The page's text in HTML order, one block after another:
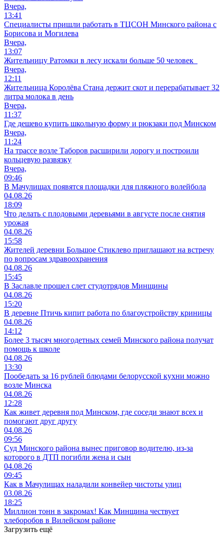
Вчера,
13:41
Специалисты пришли работать в ТЦСОН Минского района с
Борисова и Могилева
Вчера,
13:07
Жительницу Ратомки в лесу искали больше 50 человек
Вчера,
12:11
Жительница Королёва Стана держит скот и перерабатывает 32
литра молока в день
Вчера,
11:37
Где дешево купить школьную форму и рюкзаки под Минском
Вчера,
11:24
На трассе возле Таборов расширили дорогу и построили
кольцевую развязку
Вчера,
09:46
В Мачулищах появятся площадки для пляжного волейбола
04.08.26
18:09
Что делать с плодовыми деревьями в августе после снятия
урожая
04.08.26
15:58
Жителей деревни Большое Стиклево приглашают на встречу
по вопросам здравоохранения
04.08.26
15:45
В Заславле прошел слет студотрядов Минщины
04.08.26
15:20
В деревне Птичь кипит работа по благоустройству криницы
04.08.26
14:12
Более 3 тысяч многодетных семей Минского района получат
помощь к школе
04.08.26
13:30
Пообедать за 16 рублей блюдами белорусской кухни можно
возле Минска
04.08.26
12:28
Как живет деревня под Минском, где соседи знают всех и
помогают друг другу
04.08.26
09:56
Суд Минского района вынес приговор водителю, из-за
которого в ДТП погибли жена и сын
04.08.26
09:45
Как в Мачулищах наладили конвейер чистоты улиц
03.08.26
18:25
Миллион тонн в закромах! Как Минщина чествует
хлеборобов в Вилейском районе
Загрузить ещё